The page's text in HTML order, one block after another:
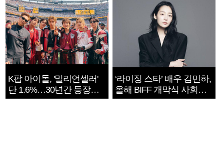
K팝 아이돌, '밀리언셀러'
단 1.6%…30년간 등장
1182개팀 전수조사
‘라이징 스타’ 배우 김민하,
올해 BIFF 개막식 사회자
확정